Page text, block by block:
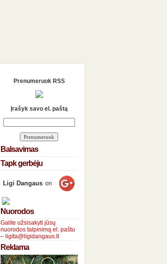
Prenumeruok RSS
Įrašyk savo el. paštą
Balsavimas
Tapk gerbėju
Ligi Dangaus on
Nuorodos
Galite užsisakyti jūsų
nuorodos talpinimą el. paštu
– ligita@ligidangaus.lt
Reklama